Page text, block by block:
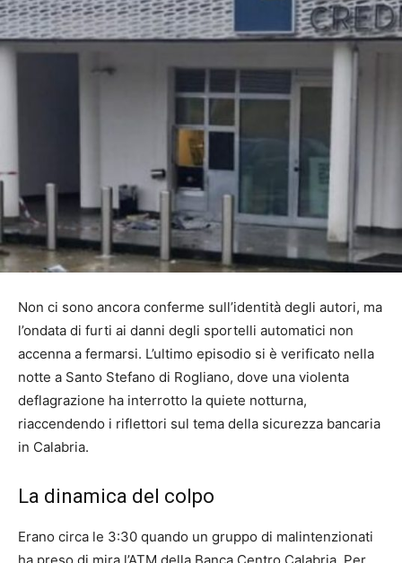
Non ci sono ancora conferme sull’identità degli autori, ma
l’ondata di furti ai danni degli sportelli automatici non
accenna a fermarsi. L’ultimo episodio si è verificato nella
notte a Santo Stefano di Rogliano, dove una violenta
deflagrazione ha interrotto la quiete notturna,
riaccendendo i riflettori sul tema della sicurezza bancaria
in Calabria.
La dinamica del colpo
Erano circa le 3:30 quando un gruppo di malintenzionati